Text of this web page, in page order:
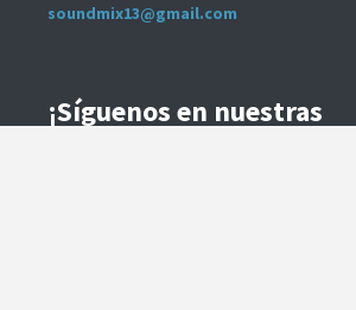
soundmix13@gmail.com
¡Síguenos en nuestras